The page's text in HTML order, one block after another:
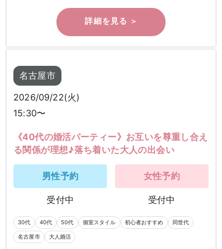
名古屋市
2026/09/22(火)
15:30〜
《40代の婚活パーティー》お互いを尊重し合え
る関係が理想♪落ち着いた大人の出会い
男性予約
受付中
女性予約
受付中
30代 40代 50代 個室スタイル 初心者おすすめ 同世代
名古屋市 大人婚活